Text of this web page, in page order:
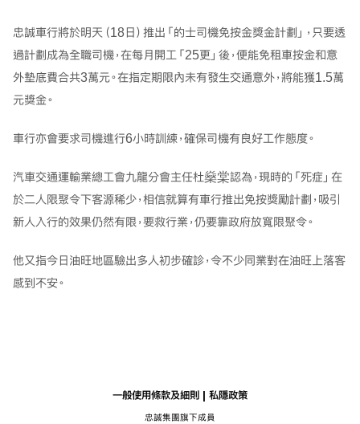
忠誠車行將於明天（18日）推出「的士司機免按金獎金計劃」，只要透
過計劃成為全職司機，在每月開工「25更」後，便能免租車按金和意
外墊底費合共3萬元。在指定期限內未有發生交通意外，將能獲1.5萬
元獎金。
車行亦會要求司機進行6小時訓練，確保司機有良好工作態度。
汽車交通運輸業總工會九龍分會主任杜燊棠認為，現時的「死症」在
於二人限聚令下客源稀少，相信就算有車行推出免按獎勵計劃，吸引
新人入行的效果仍然有限，要救行業，仍要靠政府放寬限聚令。
他又指今日油旺地區驗出多人初步確診，令不少同業對在油旺上落客
感到不安。
一般使用條款及細則 私隱政策
忠誠集團旗下成員